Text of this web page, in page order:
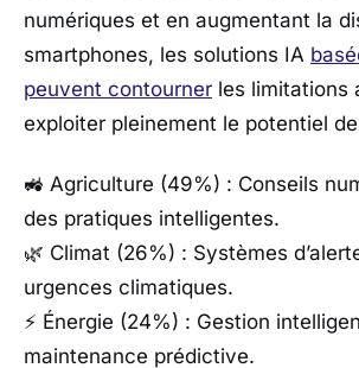
numériques et en augmentant la
smartphones, les solutions IA
peuvent contourner les limitations
exploiter pleinement le potentiel de
🚜 Agriculture (49%) : Conseils
des pratiques intelligentes.
🌿 Climat (26%) : Systèmes
urgences climatiques.
⚡ Énergie (24%) : Gestion
maintenance prédictive.